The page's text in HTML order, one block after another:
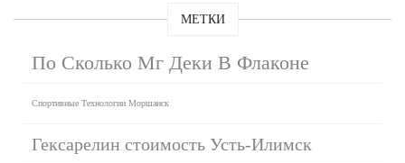
МЕТКИ
По Сколько Мг Деки В Флаконе
Спортивные Технологии Моршанск
Гексарелин стоимость Усть-Илимск